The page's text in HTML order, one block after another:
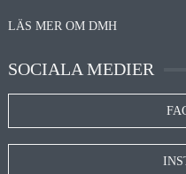
LÄS MER OM DMH
SOCIALA MEDIER